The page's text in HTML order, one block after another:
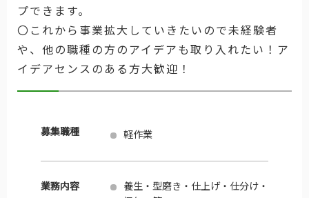
プできます。
〇これから事業拡大していきたいので未経験者
や、他の職種の方のアイデアも取り入れたい！ア
イデアセンスのある方大歓迎！
募集職種 軽作業
業務内容
養生・型磨き・仕上げ・仕分け・